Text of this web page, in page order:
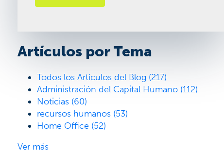
Artículos por Tema
Todos los Artículos del Blog (217)
Administración del Capital Humano (112)
Noticias (60)
recursos humanos (53)
Home Office (52)
Ver más